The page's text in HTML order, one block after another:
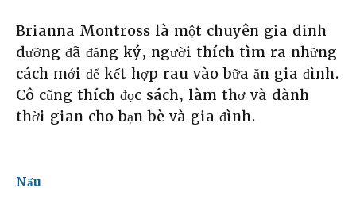
Brianna Montross là một chuyên gia dinh
dưỡng đã đăng ký, người thích tìm ra những
cách mới để kết hợp rau vào bữa ăn gia đình.
Cô cũng thích đọc sách, làm thơ và dành
thời gian cho bạn bè và gia đình.
Nấu